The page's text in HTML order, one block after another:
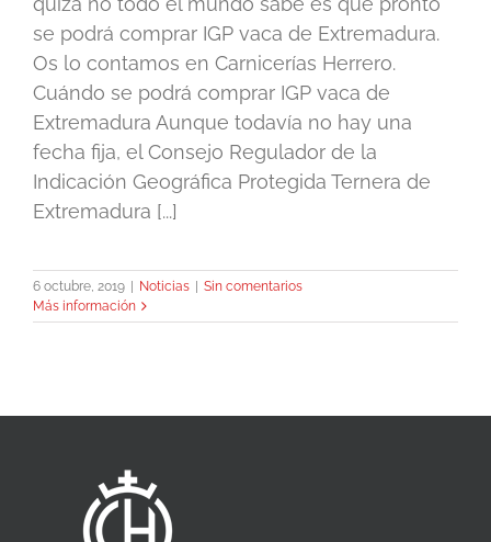
se podrá comprar IGP vaca de Extremadura.
Os lo contamos en Carnicerías Herrero.
Cuándo se podrá comprar IGP vaca de
Extremadura Aunque todavía no hay una
fecha fija, el Consejo Regulador de la
Indicación Geográfica Protegida Ternera de
Extremadura [...]
6 octubre, 2019 Noticias
Sin comentarios
Más información